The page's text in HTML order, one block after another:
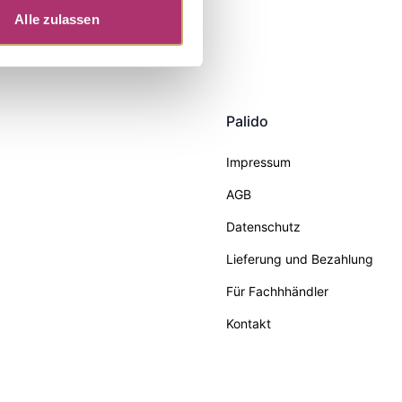
Alle zulassen
Palido
Impressum
AGB
Datenschutz
Lieferung und Bezahlung
Für Fachhhändler
Kontakt